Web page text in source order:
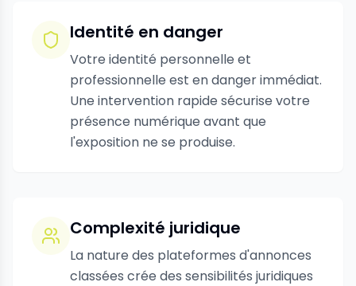
Identité en danger
Votre identité personnelle et
professionnelle est en danger immédiat.
Une intervention rapide sécurise votre
présence numérique avant que
l'exposition ne se produise.
Complexité juridique
La nature des plateformes d'annonces
classées crée des sensibilités juridiques